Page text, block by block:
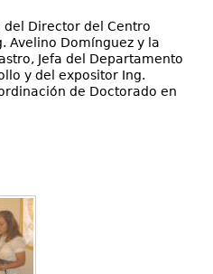
del Director del Centro
Avelino Domínguez y la
Jefa del Departamento
y del expositor Ing.
de Doctorado en